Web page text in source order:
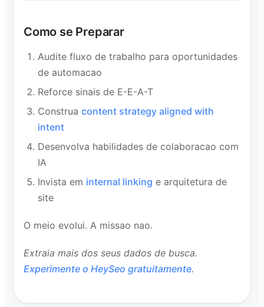
Como se Preparar
Audite fluxo de trabalho para oportunidades
de automacao
Reforce sinais de E-E-A-T
Construa content strategy aligned with
intent
Desenvolva habilidades de colaboracao com
IA
Invista em internal linking e arquitetura de
site
O meio evolui. A missao nao.
Extraia mais dos seus dados de busca.
Experimente o HeySeo gratuitamente.